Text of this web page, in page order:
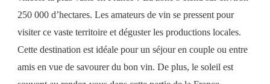
250 000 d’hectares. Les amateurs de vin se pressent pour
visiter ce vaste territoire et déguster les productions locales.
Cette destination est idéale pour un séjour en couple ou entre
amis en vue de savourer du bon vin. De plus, le soleil est